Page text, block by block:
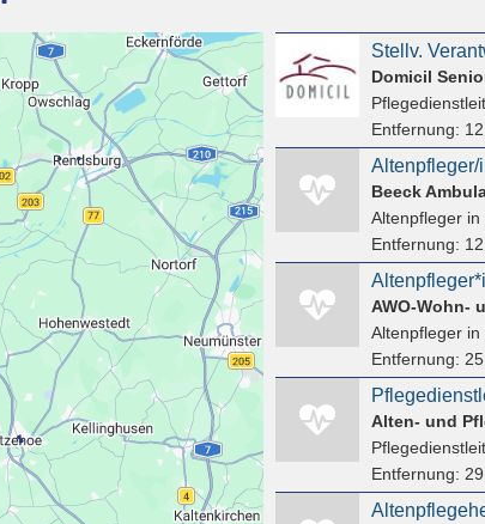
Domicil
Entfernung:
Altenpfleger/
Beeck
Altenpflegerin
Entfernung:
AWO-Wohn-
Altenpflegerin
Entfernung:
Entfernung: